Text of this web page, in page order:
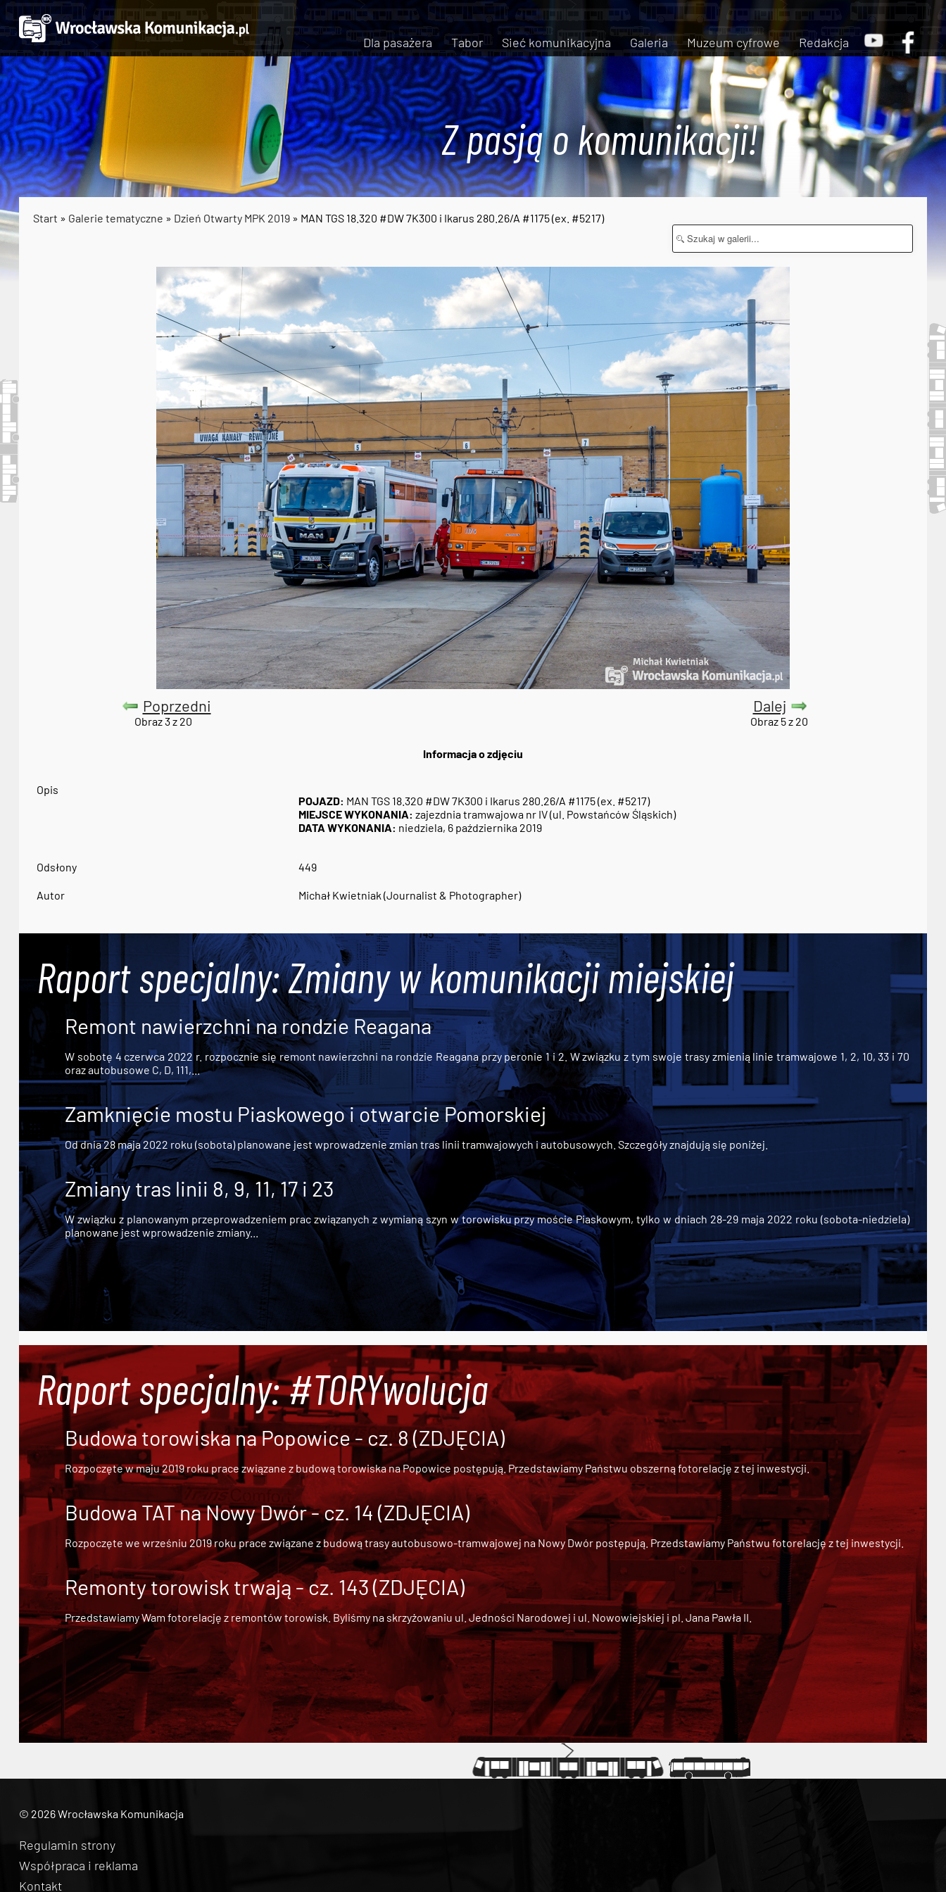
Dla pasażera Tabor Sieć komunikacyjna Galeria Muzeum cyfrowe Redakcja
Z pasją o komunikacji!
Start » Galerie tematyczne » Dzień Otwarty MPK 2019 » MAN TGS 18.320 #DW 7K300 i Ikarus 280.26/A #1175 (ex. #5217)
Poprzedni
Obraz 3 z 20
Dalej
Obraz 5 z 20
Informacja o zdjęciu
Opis
POJAZD: MAN TGS 18.320 #DW 7K300 i Ikarus 280.26/A #1175 (ex. #5217)
MIEJSCE WYKONANIA: zajezdnia tramwajowa nr IV (ul. Powstańców Śląskich)
DATA WYKONANIA: niedziela, 6 października 2019
Odsłony 449
Autor Michał Kwietniak (Journalist & Photographer)
Raport specjalny: Zmiany w komunikacji miejskiej
Remont nawierzchni na rondzie Reagana
W sobotę 4 czerwca 2022 r. rozpocznie się remont nawierzchni na rondzie Reagana przy peronie 1 i 2. W związku z tym swoje trasy zmienią linie tramwajowe 1, 2, 10, 33 i 70
oraz autobusowe C, D, 111,...
Zamknięcie mostu Piaskowego i otwarcie Pomorskiej
Od dnia 28 maja 2022 roku (sobota) planowane jest wprowadzenie zmian tras linii tramwajowych i autobusowych. Szczegóły znajdują się poniżej.
Zmiany tras linii 8, 9, 11, 17 i 23
W związku z planowanym przeprowadzeniem prac związanych z wymianą szyn w torowisku przy moście Piaskowym, tylko w dniach 28-29 maja 2022 roku (sobota-niedziela)
planowane jest wprowadzenie zmiany...
Raport specjalny: #TORYwolucja
Budowa torowiska na Popowice - cz. 8 (ZDJĘCIA)
Rozpoczęte w maju 2019 roku prace związane z budową torowiska na Popowice postępują. Przedstawiamy Państwu obszerną fotorelację z tej inwestycji.
Budowa TAT na Nowy Dwór - cz. 14 (ZDJĘCIA)
Rozpoczęte we wrześniu 2019 roku prace związane zbudową trasy autobusowo-tramwajowej na Nowy Dwórpostępują. Przedstawiamy Państwu fotorelację z tej inwestycji.
Remonty torowisk trwają - cz. 143 (ZDJĘCIA)
Przedstawiamy Wam fotorelację z remontów torowisk. Byliśmy na skrzyżowaniu ul. Jedności Narodowej i ul. Nowowiejskiej i pl. Jana Pawła II.
© 2026 Wrocławska Komunikacja
Regulamin strony
Współpraca i reklama
Kontakt